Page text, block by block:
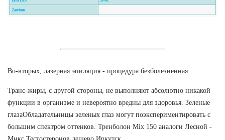
Во-вторых, лазерная эпиляция - процедура безболезненная.
Транс-жиры, с другой стороны, не выполняют абсолютно никакой
функции в организме и невероятно вредны для здоровья. Зеленые
глазаОбладательницы зеленых глаз могут поэкспериментировать с
большим спектром оттенков. Тренболон Mix 150 аналоги Лесной -